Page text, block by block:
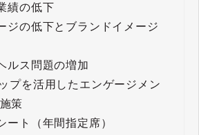
績の低下
ジの低下とブランドイメージ
ルス問題の増加
プを活用したエンゲージメン
策
ート（年間指定席）